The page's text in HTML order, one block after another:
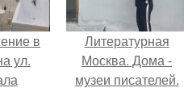
в
ул.
Литературная
Москва. Дома -
музеи писателей.